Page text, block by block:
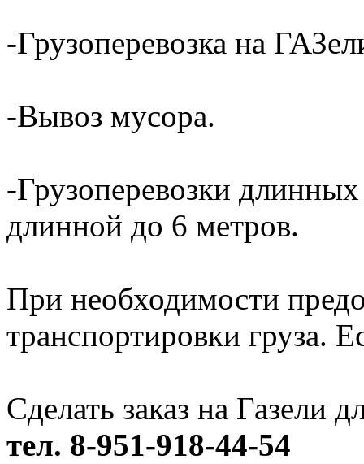
-Грузоперевозка на
-Вывоз мусора.
-Грузоперевозки
длинной до 6 метров.
При необходимости
транспортировки груза.
Сделать заказ на Газели
тел. 8-951-918-44-54